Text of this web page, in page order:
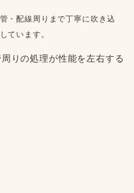
・配線周りまで丁寧に吹き込
ています。
りの処理が性能を左右する